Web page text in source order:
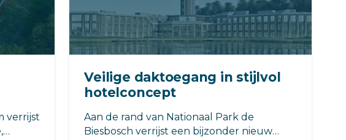
verrijst
Veilige daktoegang in stijlvol
hotelconcept
Aan de rand van Nationaal Park de
Biesbosch verrijst een bijzonder nieuw